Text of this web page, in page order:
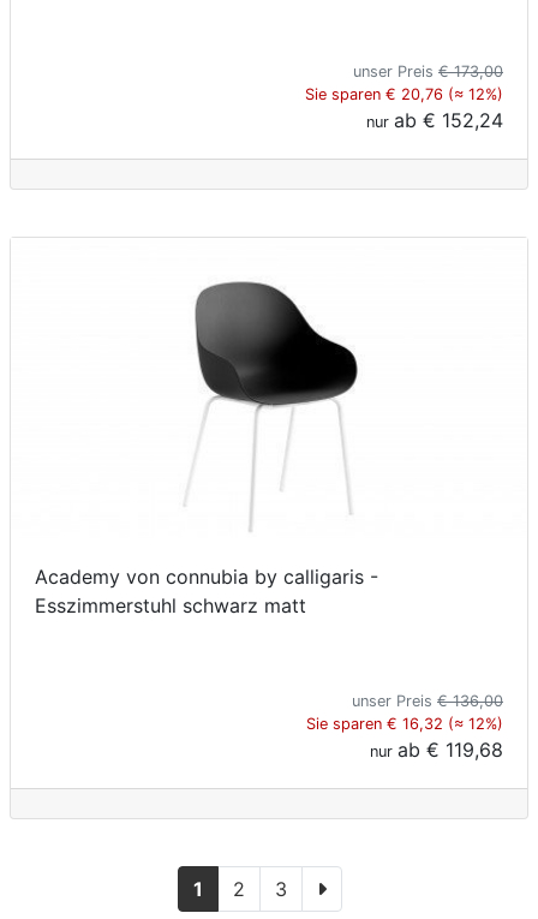
unser Preis € 173,00
Sie sparen € 20,76 (≈ 12%)
nur ab € 152,24
Academy von connubia by calligaris -
Esszimmerstuhl schwarz matt
unser Preis € 136,00
Sie sparen € 16,32 (≈ 12%)
nur ab € 119,68
1 2 3